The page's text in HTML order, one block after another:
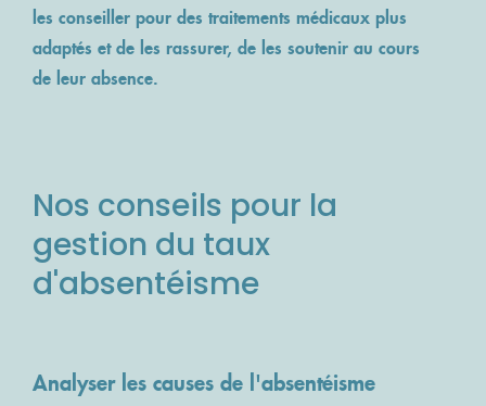
les conseiller pour des traitements médicaux plus
adaptés et de les rassurer, de les soutenir au cours
de leur absence.
Nos conseils pour la
gestion du taux
d'absentéisme
Analyser les causes de l'absentéisme